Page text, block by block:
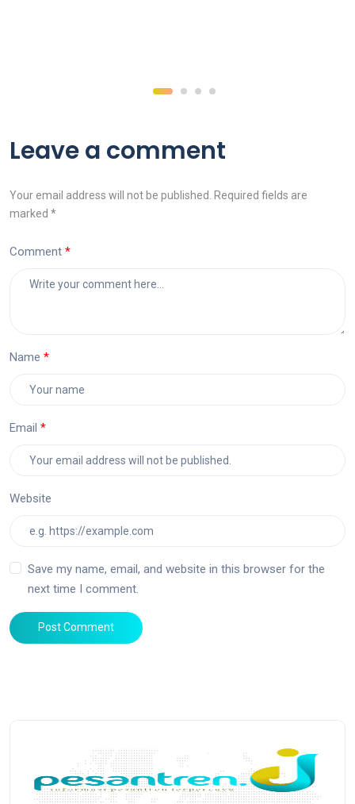
Leave a comment
Your email address will not be published. Required fields are
marked *
Comment
Name
Email
Website
Save my name, email, and website in this browser for the
next time I comment.
Post Comment